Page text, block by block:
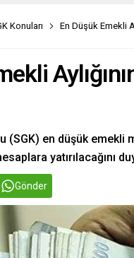
Konuları En Düşük Emekli
(SGK) en düşük emekli
yatırılacağını
Gönder